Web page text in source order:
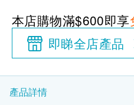
本店購物滿$600即享
即睇全店產品
產品詳情